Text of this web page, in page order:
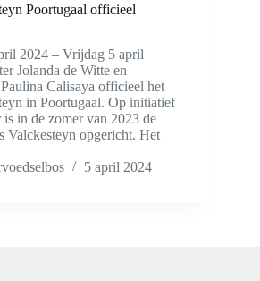
Poortugaal officieel
2024 – Vrijdag 5 april
Jolanda de Witte en
Calisaya officieel het
in Poortugaal. Op initiatief
is in de zomer van 2023 de
Valckesteyn opgericht. Het
5 april 2024